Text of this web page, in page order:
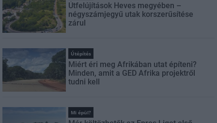
Útfelújítások Heves megyében –
négyszámjegyű utak korszerűsítése
zárul
Útépítés
Miért éri meg Afrikában utat építeni?
Minden, amit a GED Afrika projektről
tudni kell
Mi épül?